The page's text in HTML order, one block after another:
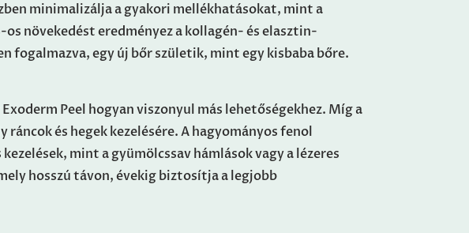
minimalizálja a gyakori mellékhatásokat, mint a
növekedést eredményez a kollagén- és elasztin-
egy új bőr születik, mint egy kisbaba bőre.
Peel hogyan viszonyul más lehetőségekhez. Míg a
és hegek kezelésére. A hagyományos fenol
mint a gyümölcssav hámlások vagy a lézeres
hosszú távon, évekig biztosítja a legjobb